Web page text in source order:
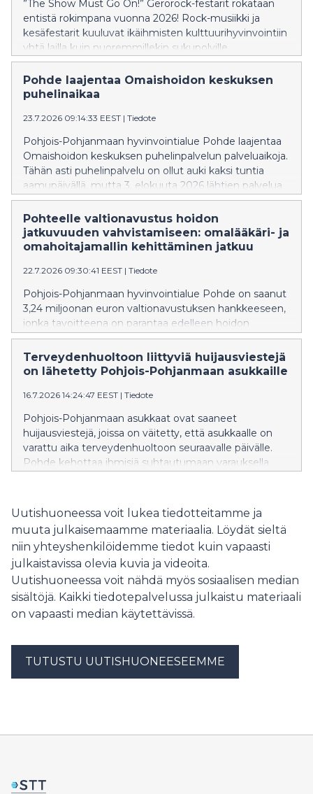
”The Show Must Go On!” Gerorock-festarit rokataan
entistä rokimpana vuonna 2026! Rock-musiikki ja
kesäfestarit kuuluvat ikäihmisten kulttuurihyvinvointiin
yhtä lailla kuin nuoremmillekin sukupolville.
Pohde laajentaa Omaishoidon keskuksen
puhelinaikaa
23.7.2026 09:14:33 EEST | Tiedote
Pohjois-Pohjanmaan hyvinvointialue Pohde laajentaa
Omaishoidon keskuksen puhelinpalvelun palveluaikoja.
Tähän asti puhelinpalvelu on ollut auki kaksi tuntia
aamupäivällä, mutta 3. elokuuta 2026 lähtien palvelua
saa myös kello 12–14.
Pohteelle valtionavustus hoidon
jatkuvuuden vahvistamiseen: omalääkäri- ja
omahoitajamallin kehittäminen jatkuu
22.7.2026 09:30:41 EEST | Tiedote
Pohjois-Pohjanmaan hyvinvointialue Pohde on saanut
3,24 miljoonan euron valtionavustuksen hankkeeseen,
jonka tavoitteena on parantaa edelleen hoidon
jatkuvuutta ja sujuvoittaa perusterveydenhuollon
palveluja.
Terveydenhuoltoon liittyviä huijausviestejä
on lähetetty Pohjois-Pohjanmaan asukkaille
16.7.2026 14:24:47 EEST | Tiedote
Pohjois-Pohjanmaan asukkaat ovat saaneet
huijausviestejä, joissa on väitetty, että asukkaalle on
varattu aika terveydenhuoltoon seuraavalle päivälle.
Pohde kehottaa ihmisiä suhtautumaan varauksella
Uutishuoneessa voit lukea tiedotteitamme ja
muuta julkaisemaamme materiaalia. Löydät sieltä
niin yhteyshenkilöidemme tiedot kuin vapaasti
julkaistavissa olevia kuvia ja videoita.
Uutishuoneessa voit nähdä myös sosiaalisen median
sisältöjä. Kaikki tiedotepalvelussa julkaistu materiaali
on vapaasti median käytettävissä.
TUTUSTU UUTISHUONEESEEMME